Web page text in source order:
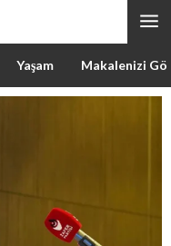
Yaşam Makalenizi